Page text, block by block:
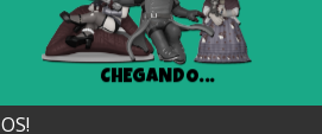
CHEGANDO...